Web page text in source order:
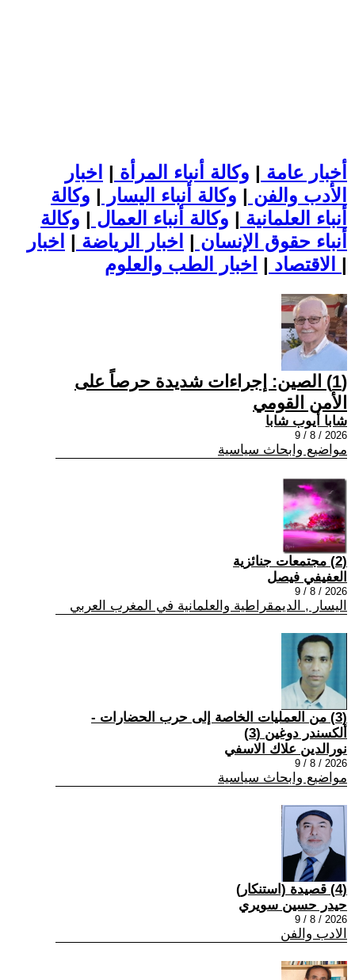
أخبار عامة | وكالة أنباء المرأة | اخبار
الأدب والفن | وكالة أنباء اليسار | وكالة
أنباء العلمانية | وكالة أنباء العمال | وكالة
أنباء حقوق الإنسان | اخبار الرياضة | اخبار
الاقتصاد | |
(1) الصين: إجراءات شديدة حرصاً على
الأمن القومي
شابا أيوب شابا
2026 / 8 / 9
مواضيع وابحاث سياسية
(2) مجتمعات جنائزية
العفيفي فيصل
2026 / 8 / 9
اليسار , الديمقراطية والعلمانية في المغرب العربي
(3) من العمليات الخاصة إلى حرب الحضارات -
ألكسندر دوغين (3)
نورالدين علاك الاسفي
2026 / 8 / 9
مواضيع وابحاث سياسية
(4) قصيدة (استنكار)
حيدر حسين سويري
2026 / 8 / 9
الادب والفن